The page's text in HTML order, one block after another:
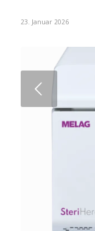
23. Januar 2026